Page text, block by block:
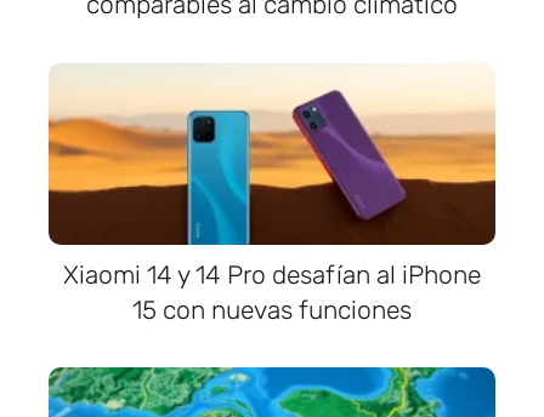
Xiaomi 14 y 14 Pro desafían al iPhone
15 con nuevas funciones